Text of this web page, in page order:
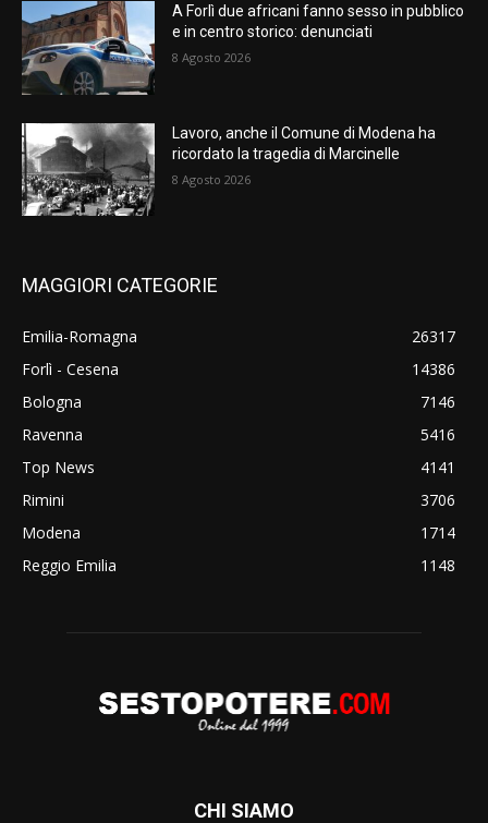
A Forlì due africani fanno sesso in pubblico
e in centro storico: denunciati
8 Agosto 2026
Lavoro, anche il Comune di Modena ha
ricordato la tragedia di Marcinelle
8 Agosto 2026
MAGGIORI CATEGORIE
Emilia-Romagna
26317
Forlì - Cesena
14386
Bologna
7146
Ravenna
5416
Top News
4141
Rimini
3706
Modena
1714
Reggio Emilia
1148
CHI SIAMO